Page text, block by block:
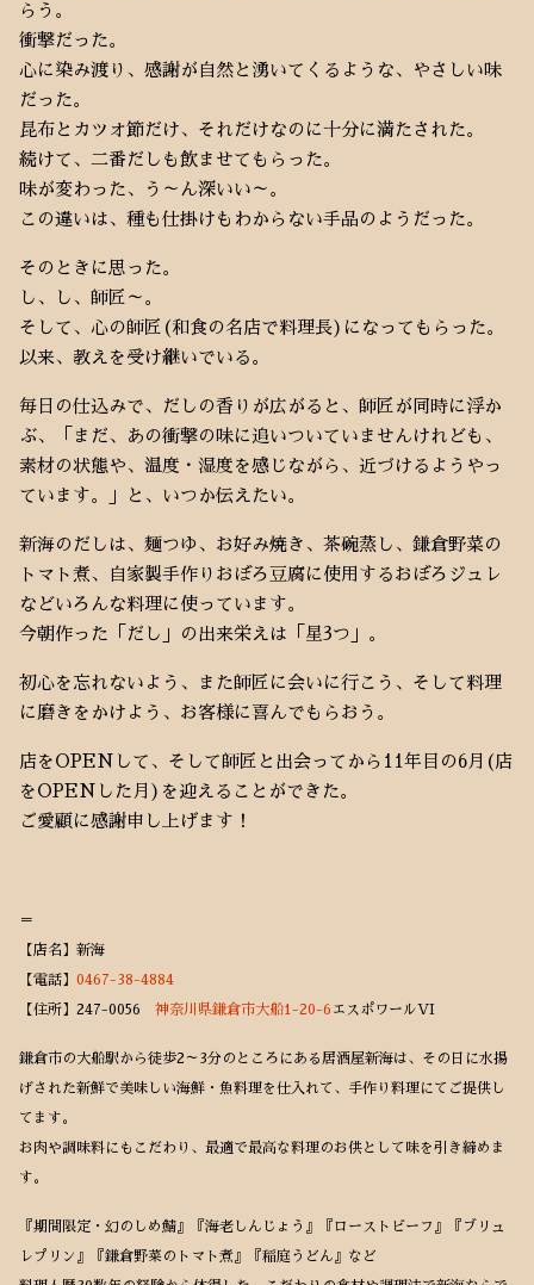
らう。
衝撃だった。
心に染み渡り、感謝が自然と湧いてくるような、やさしい味
だった。
昆布とカツオ節だけ、それだけなのに十分に満たされた。
続けて、二番だしも飲ませてもらった。
味が変わった、う～ん深いい～。
この違いは、種も仕掛けもわからない手品のようだった。
そのときに思った。
し、し、師匠～。
そして、心の師匠(和食の名店で料理長)になってもらった。
以来、教えを受け継いでいる。
毎日の仕込みで、だしの香りが広がると、師匠が同時に浮か
ぶ、「まだ、あの衝撃の味に追いついていませんけれども、
素材の状態や、温度・湿度を感じながら、近づけるようやっ
ています。」と、いつか伝えたい。
新海のだしは、麺つゆ、お好み焼き、茶碗蒸し、鎌倉野菜の
トマト煮、自家製手作りおぼろ豆腐に使用するおぼろジュレ
などいろんな料理に使っています。
今朝作った「だし」の出来栄えは「星3つ」。
初心を忘れないよう、また師匠に会いに行こう、そして料理
に磨きをかけよう、お客様に喜んでもらおう。
店をOPENして、そして師匠と出会ってから11年目の6月(店
をOPENした月)を迎えることができた。
ご愛顧に感謝申し上げます！
＝
【店名】新海
【電話】 0467-38-4884
【住所】247-0056 神奈川県鎌倉市大船1-20-6 エスポワールVI
鎌倉市の大船駅から徒歩2～3分のところにある居酒屋新海は、その日に水揚
げされた新鮮で美味しい海鮮・魚料理を仕入れて、手作り料理にてご提供し
てます。
お肉や調味料にもこだわり、最適で最高な料理のお供として味を引き締めま
す。
『期間限定・幻のしめ鯖』『海老しんじょう』『ローストビーフ』『ブリュ
レプリン』『鎌倉野菜のトマト煮』『稲庭うどん』など